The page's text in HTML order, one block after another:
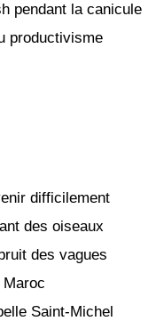
pendant la canicule
productivisme
difficilement
des oiseaux
des vagues
Saint-Michel